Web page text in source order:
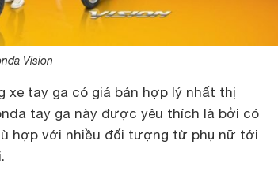
Vision
xe tay ga có giá bán hợp lý nhất thị
tay ga này được yêu thích là bởi có
hợp với nhiều đối tượng từ phụ nữ tới